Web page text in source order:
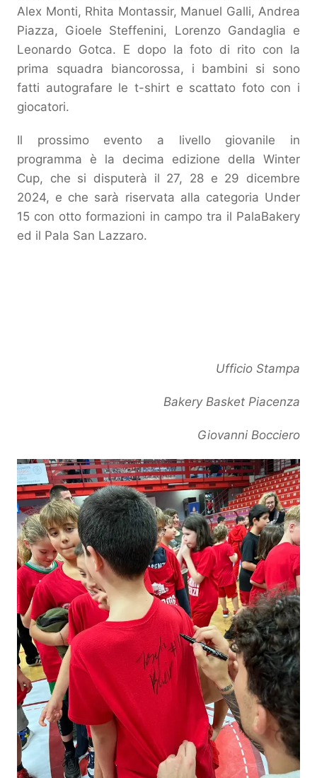
Alex Monti, Rhita Montassir, Manuel Galli, Andrea
Piazza, Gioele Steffenini, Lorenzo Gandaglia e
Leonardo Gotca. E dopo la foto di rito con la
prima squadra biancorossa, i bambini si sono
fatti autografare le t-shirt e scattato foto con i
giocatori.
Il prossimo evento a livello giovanile in
programma è la decima edizione della Winter
Cup, che si disputerà il 27, 28 e 29 dicembre
2024, e che sarà riservata alla categoria Under
15 con otto formazioni in campo tra il PalaBakery
ed il Pala San Lazzaro.
Ufficio Stampa
Bakery Basket Piacenza
Giovanni Bocciero